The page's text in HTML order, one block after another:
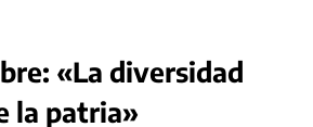
«La diversidad
la patria»